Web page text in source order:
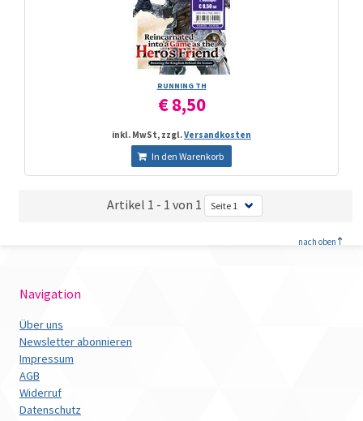
RUNNING TH
€ 8,50
inkl. MwSt, zzgl.Versandkosten
In den Warenkorb
Artikel 1 - 1 von 1
nach oben
Navigation
Über uns
Newsletter abonnieren
Impressum
AGB
Widerruf
Datenschutz